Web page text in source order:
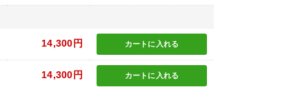
14,300円 カートに 入れる
14,300円 カートに 入れる